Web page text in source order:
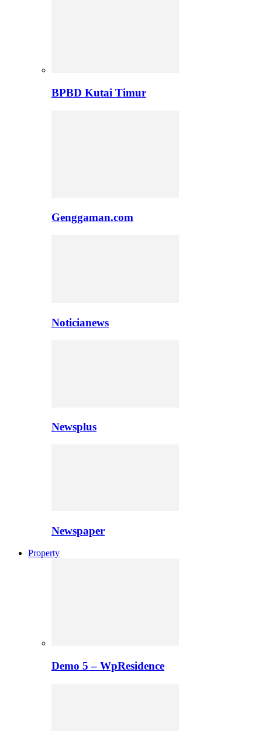
BPBD Kutai Timur
Genggaman.com
Noticianews
Newsplus
Newspaper
Property
Demo 5 – WpResidence